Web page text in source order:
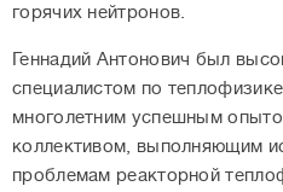
горячих нейтронов.
Геннадий Антонович был
специалистом по
многолетним успешным
коллективом, выполняющим
проблемам реакторной